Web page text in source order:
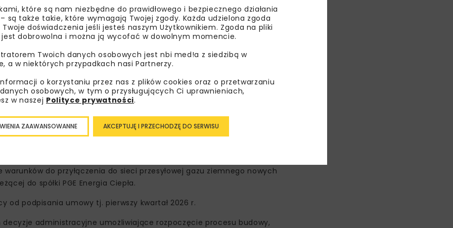
m.
do przyłączenia do sieci przesyłowej gazu ziemnego nowych
do spółki PGE Energia Ciepła.
od podpisania umowy tj. pierwszy kwartał 2026 r.
administracyjne umożliwiające rozpoczęcie procesu budowy,
które są nam niezbędne do prawidłowego i bezpiecznego działania
są także takie, które wymagają Twojej zgody. Każda udzielona zgoda
doświadczenia jeśli jesteś naszym Użytkownikiem. Zgoda na pliki
dobrowolna i można ją wycofać w dowolnym momencie.
Twoich danych osobowych jest nbi med!a z siedzibą w
a w niektórych przypadkach nasi Partnerzy.
o korzystaniu przez nas z plików cookies oraz o przetwarzaniu
osobowych, w tym o przysługujących Ci uprawnieniach,
w naszej Polityce prywatności.
AKCEPTUJĘ I PRZECHODZĘ DO SERWISU
ZAAWANSOWANNE